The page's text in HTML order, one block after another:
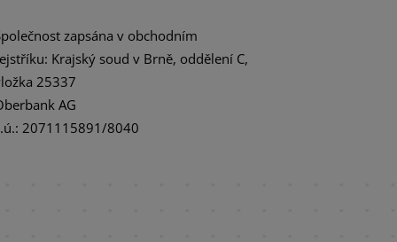
zapsána v obchodním
Krajský soud v Brně, oddělení C,
25337
AG
2071115891/8040